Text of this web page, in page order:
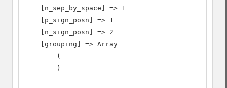
    [n_sep_by_space] => 1
    [p_sign_posn] => 1
    [n_sign_posn] => 2
    [grouping] => Array
        (
        )